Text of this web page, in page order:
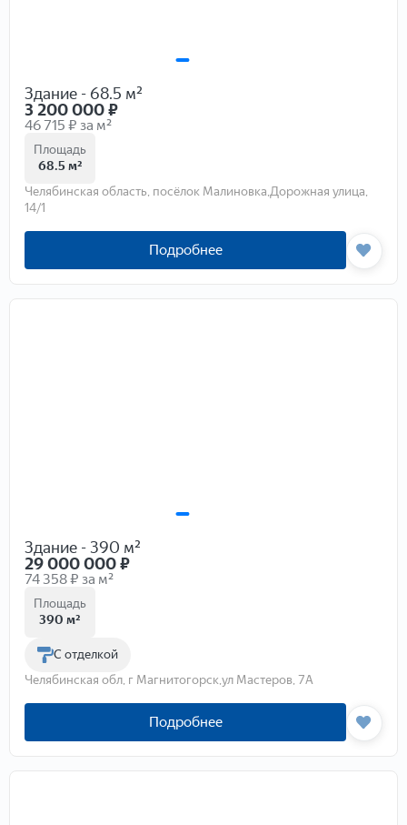
Здание - 68.5 м²
3 200 000₽
46 715 ₽ за м²
Площадь
68.5 м²
Челябинская область, посёлок Малиновка,Дорожная улица,
14/1
Подробнее
Здание - 390 м²
29 000 000₽
74 358 ₽ за м²
Площадь
390 м²
С отделкой
Челябинская обл, г Магнитогорск,ул Мастеров, 7А
Подробнее